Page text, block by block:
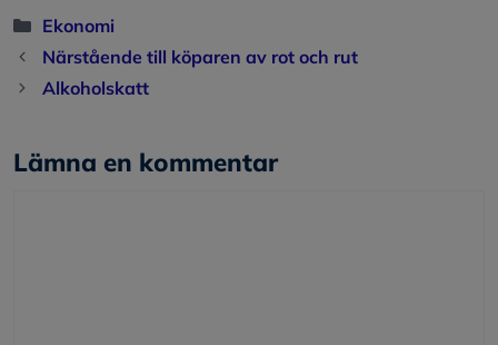
Kategorier
Ekonomi
Närstående till köparen av rot och rut
Alkoholskatt
Lämna en kommentar